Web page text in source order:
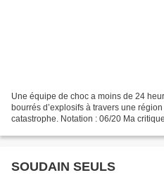
Une équipe de choc a moins de 24
bourrés d’explosifs à travers une
catastrophe. Notation : 06/20 Ma
SOUDAIN SEULS